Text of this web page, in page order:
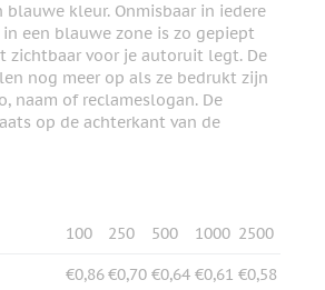
blauwe kleur. Onmisbaar in iedere
een blauwe zone is zo gepiept
zichtbaar voor je autoruit legt. De
nog meer op als ze bedrukt zijn
naam of reclameslogan. De
op de achterkant van de
100 250 500 1000 2500
€0,86€0,70 €0,64 €0,61 €0,58